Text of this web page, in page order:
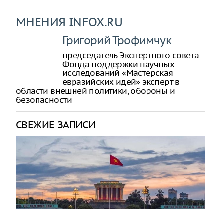
МНЕНИЯ INFOX.RU
Григорий Трофимчук
председатель Экспертного совета
Фонда поддержки научных
исследований «Мастерская
евразийских идей» эксперт в
области внешней политики, обороны и
безопасности
СВЕЖИЕ ЗАПИСИ